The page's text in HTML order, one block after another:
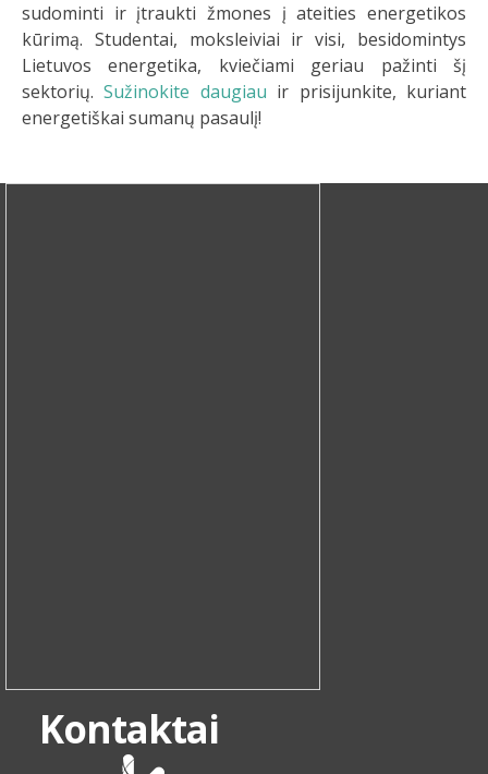
sudominti ir įtraukti žmones į ateities energetikos
kūrimą. Studentai, moksleiviai ir visi, besidomintys
Lietuvos energetika, kviečiami geriau pažinti šį
sektorių.Sužinokite daugiau ir prisijunkite, kuriant
energetiškai sumanų pasaulį!
Kontaktai